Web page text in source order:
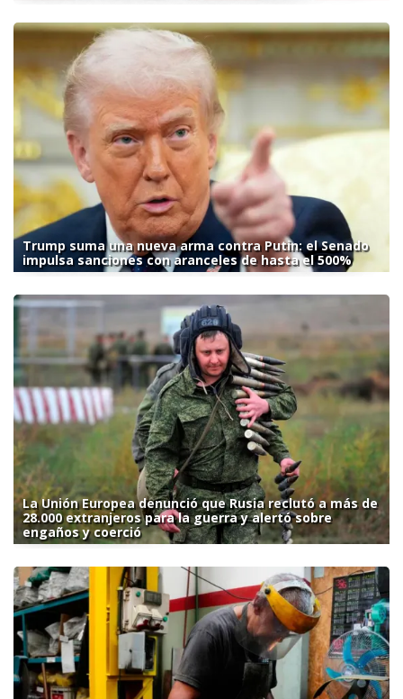
Trump suma una nueva arma contra Putin: el Senado
impulsa sanciones con aranceles de hasta el 500%
La Unión Europea denunció que Rusia reclutó a más de
28.000 extranjeros para la guerra y alertó sobre
engaños y coerció